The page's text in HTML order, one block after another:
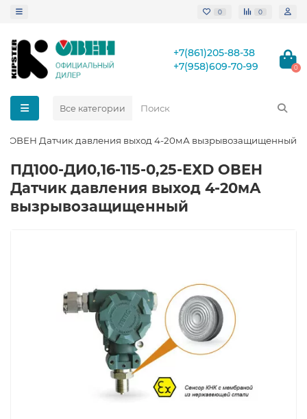
0 0
+7(861)205-88-38
+7(958)609-70-99
0
Все категории
ОВЕН Датчик давления выход 4-20мА вызрывозащищенный
ПД100-ДИ0,16-115-0,25-ЕХD ОВЕН
Датчик давления выход 4-20мА
вызрывозащищенный